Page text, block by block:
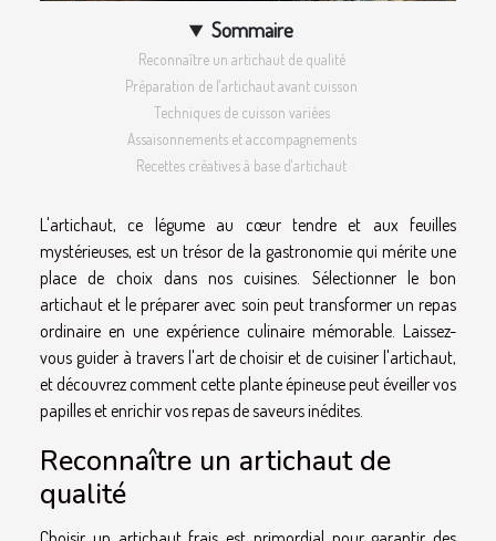
Sommaire
Reconnaître un artichaut de qualité
Préparation de l'artichaut avant cuisson
Techniques de cuisson variées
Assaisonnements et accompagnements
Recettes créatives à base d'artichaut
L'artichaut, ce légume au cœur tendre et aux feuilles
mystérieuses, est un trésor de la gastronomie qui mérite une
place de choix dans nos cuisines. Sélectionner le bon
artichaut et le préparer avec soin peut transformer un repas
ordinaire en une expérience culinaire mémorable. Laissez-
vous guider à travers l'art de choisir et de cuisiner l'artichaut,
et découvrez comment cette plante épineuse peut éveiller vos
papilles et enrichir vos repas de saveurs inédites.
Reconnaître un artichaut de
qualité